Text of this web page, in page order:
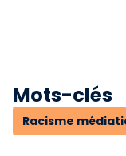
Mots-clés
Racisme